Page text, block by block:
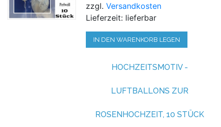
zzgl.Versandkosten
Lieferzeit: lieferbar
IN DEN WARENKORB LEGEN
HOCHZEITSMOTIV -
LUFTBALLONS ZUR
ROSENHOCHZEIT, 10 STÜCK